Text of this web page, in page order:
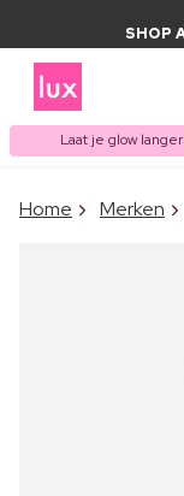
SHOP
Laat je glow
ITEM
Home Merken